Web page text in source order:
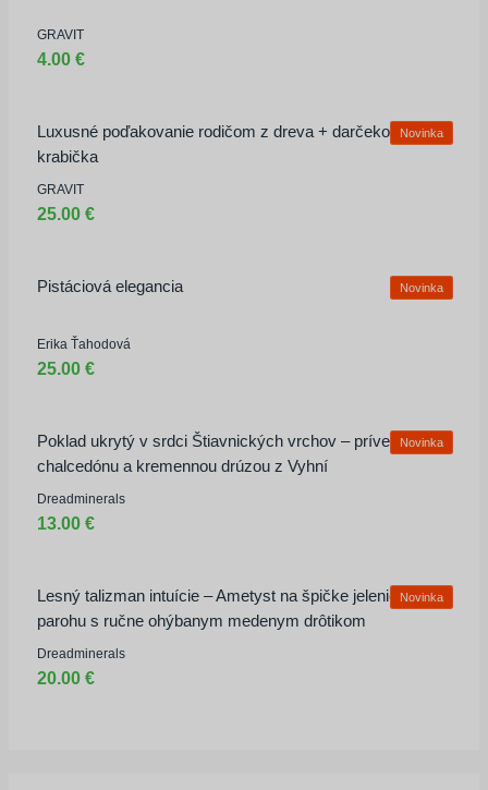
GRAVIT
4.00 €
Luxusné poďakovanie rodičom z dreva + darčeková
krabička
Novinka
GRAVIT
25.00 €
Pistáciová elegancia Novinka
Erika Ťahodová
25.00 €
Poklad ukrytý v srdci Štiavnických vrchov – prívesok z
chalcedónu a kremennou drúzou z Vyhní
Novinka
Dreadminerals
13.00 €
Lesný talizman intuície – Ametyst na špičke jelenieho
parohu s ručne ohýbanym medenym drôtikom
Novinka
Dreadminerals
20.00 €